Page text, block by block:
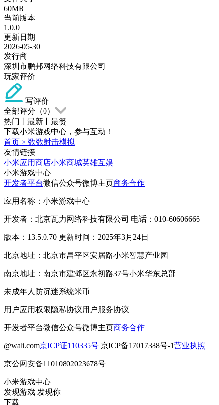
60MB
当前版本
1.0.0
更新日期
2026-05-30
发行商
深圳市鹏邦网络科技有限公司
玩家评价
写评价
全部评分（0）
热门
最新
最赞
下载小米游戏中心，参与互动！
首页 > 数数射击模拟
友情链接
小米应用商店小米商城英雄互娱
小米游戏中心
开发者平台微信公众号微博主页商务合作
应用名称：小米游戏中心
开发者：北京瓦力网络科技有限公司 电话：010-60606666
版本：13.5.0.70 更新时间：2025年3月24日
北京地址：北京市昌平区安居路小米智慧产业园
南京地址：南京市建邺区永初路37号小米华东总部
未成年人防沉迷系统米币
用户应用权限隐私协议用户服务协议
开发者平台微信公众号微博主页商务合作
@wali.com京ICP证110335号 京ICP备17017388号-1营业执照
京公网安备11010802023678号
小米游戏中心
发现游戏 发现你
下载